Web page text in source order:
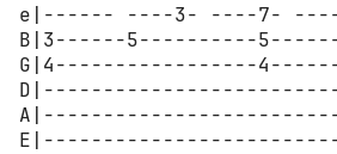
e|------ ----3- ----7-
B|3------5----------
G|4-----------------